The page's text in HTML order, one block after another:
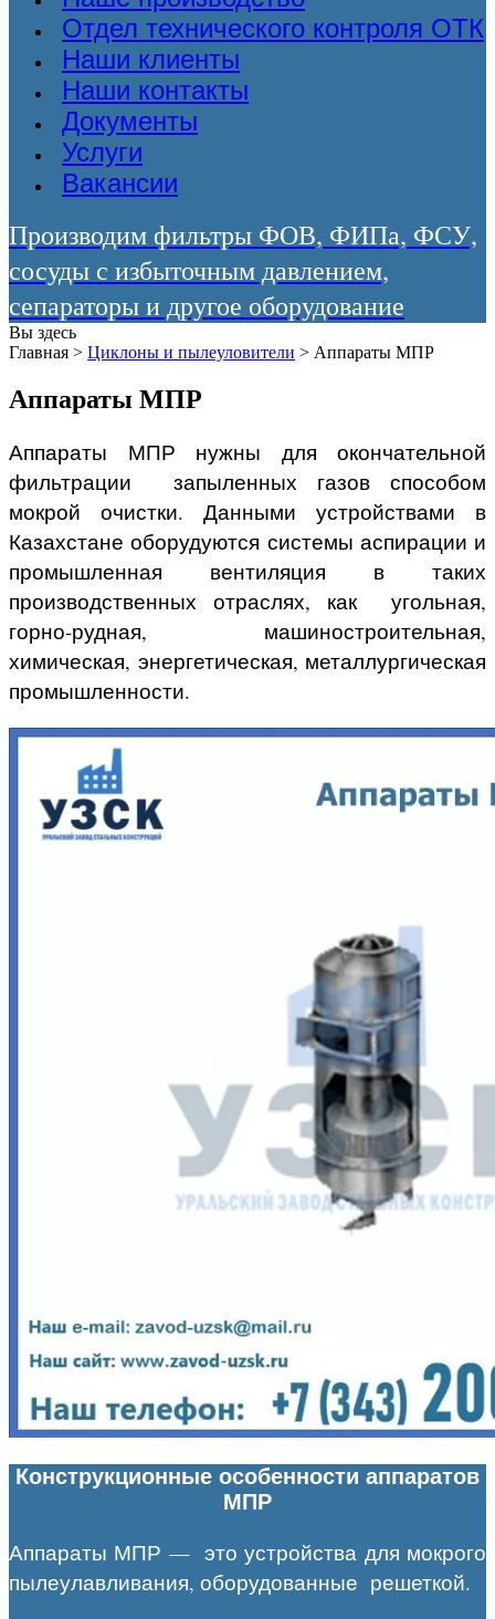
Отдел технического контроля ОТК
Наши клиенты
Наши контакты
Документы
Услуги
Вакансии
Производим фильтры ФОВ, ФИПа, ФСУ,
сосуды с избыточным давлением,
сепараторы и другое оборудование
Вы здесь
Главная > Циклоны и пылеуловители > Аппараты МПР
Аппараты МПР
Аппараты МПР нужны для окончательной
фильтрации запыленных газов способом
мокрой очистки. Данными устройствами в
Казахстане оборудуются системы аспирации и
промышленная вентиляция в таких
производственных отраслях, как угольная,
горно-рудная, машиностроительная,
химическая, энергетическая, металлургическая
промышленности.
Конструкционные особенности аппаратов
МПР
Аппараты МПР — это устройства для мокрого
пылеулавливания, оборудованные решеткой.